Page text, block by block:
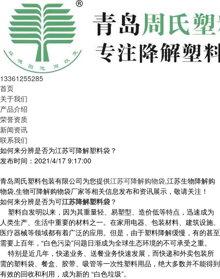
13361255285
首页
关于我们
产品介绍
荣誉资质
新闻资讯
联系我们
如何来分辨是否为江苏可降解塑料袋？
发布时间：2021/4/17 9:17:00
青岛周氏塑料包装有限公司为您提供江苏可降解购物袋,江苏生物降解购
物袋,生物可降解购物袋厂家等相关信息发布和资讯展示，敬请关注！
如何来分辨是否为可江苏降解塑料袋 ？
塑料自发明以来，因为其重量轻、易塑型、造价低等特点，迅速成为
人类生产、生活中重要的材料之一。在家用电器、包装材料、建筑设施、
医疗器械等领域都有着广泛的应用。但是，由于塑料降解缓慢，有的甚至
需要上百年，“白色污染”问题日渐成为全球生态环境的不可承受之重。
特别是近几年，快递业务、送餐业务快速发展，而快递和外卖包装所
需的塑料袋、餐盒、胶带、吸管等一次性塑料用品，绝大多数并不能得到
有效的回收和利用，成为新的 “白色垃圾”。